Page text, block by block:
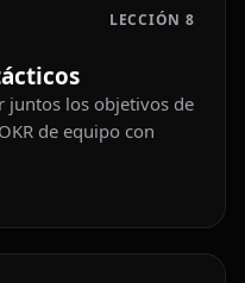
LECCIÓN 8
juntos los objetivos de
de equipo con